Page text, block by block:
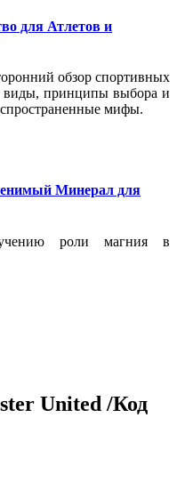
для Атлетов и
обзор спортивных
виды, принципы выбора и
мифы.
Минерал для
роли магния в
United /Код